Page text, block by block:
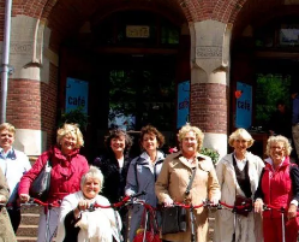
zijn flexibel en onze
heeft waar de gids over
spreken vele talen. Neem
(Our professional tour guides